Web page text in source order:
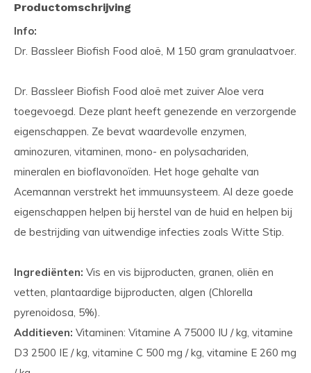
Productomschrijving
Info:
Dr. Bassleer Biofish Food aloë, M 150 gram granulaatvoer.
Dr. Bassleer Biofish Food aloë met zuiver Aloe vera
toegevoegd. Deze plant heeft genezende en verzorgende
eigenschappen. Ze bevat waardevolle enzymen,
aminozuren, vitaminen, mono- en polysachariden,
mineralen en bioflavonoïden. Het hoge gehalte van
Acemannan verstrekt het immuunsysteem. Al deze goede
eigenschappen helpen bij herstel van de huid en helpen bij
de bestrijding van uitwendige infecties zoals Witte Stip.
Ingrediënten: Vis en vis bijproducten, granen, oliën en
vetten, plantaardige bijproducten, algen (Chlorella
pyrenoidosa, 5%).
Additieven: Vitaminen: Vitamine A 75000 IU / kg, vitamine
D3 2500 IE / kg, vitamine C 500 mg / kg, vitamine E 260 mg